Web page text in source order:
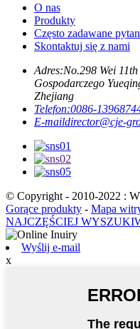
O nas
Produkty
Często zadawane
Skontaktuj się z nami
Adres:No.298 Wei
Gospodarczego
Zhejiang
Telefon:0086-
E-maildirector@cje-
© Copyright - 2010-2022 :
Gorące produkty - Mapa
NAJCZĘŚCIEJ
Wyślij e-mail
x